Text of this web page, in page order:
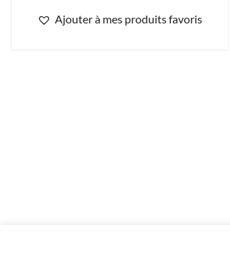
Ajouter à mes produits favoris